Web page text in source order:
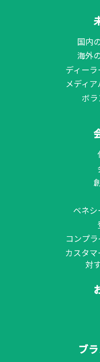
国内
海外
ディー
メディ
ボ
ベネ
コンプ
カスタ
対
ブ